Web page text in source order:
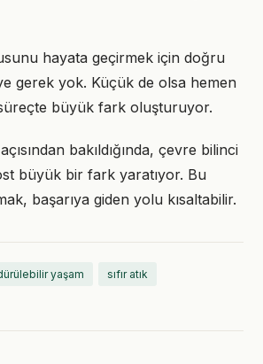
hayata geçirmek için doğru
gerek yok. Küçük de olsa hemen
büyük fark oluşturuyor.
bakıldığında, çevre bilinci
büyük bir fark yaratıyor. Bu
başarıya giden yolu kısaltabilir.
yaşam sıfır atık